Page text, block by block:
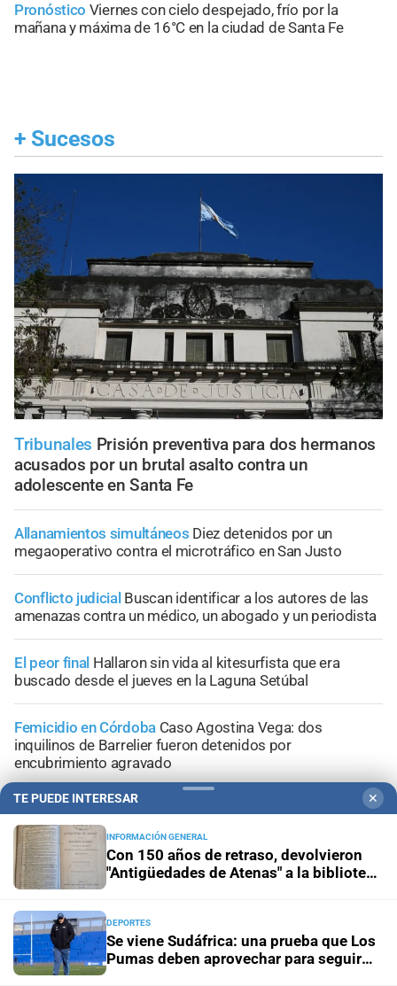
Pronóstico Viernes con cielo despejado, frío por la
mañana y máxima de 16°C en la ciudad de Santa Fe
+ Sucesos
Tribunales Prisión preventiva para dos hermanos
acusados por un brutal asalto contra un
adolescente en Santa Fe
Allanamientos simultáneos Diez detenidos por un
megaoperativo contra el microtráfico en San Justo
Conflicto judicial Buscan identificar a los autores de las
amenazas contra un médico, un abogado y un periodista
El peor final Hallaron sin vida al kitesurfista que era
buscado desde el jueves en la Laguna Setúbal
Femicidio en Córdoba Caso Agostina Vega: dos
inquilinos de Barrelier fueron detenidos por
encubrimiento agravado
+Información General
TE PUEDE INTERESAR ✕
INFORMACIÓN GENERAL
Con 150 años de retraso, devolvieron
"Antigüedades de Atenas" a la biblioteca
DEPORTES
Se viene Sudáfrica: una prueba que Los
Pumas deben aprovechar para seguir